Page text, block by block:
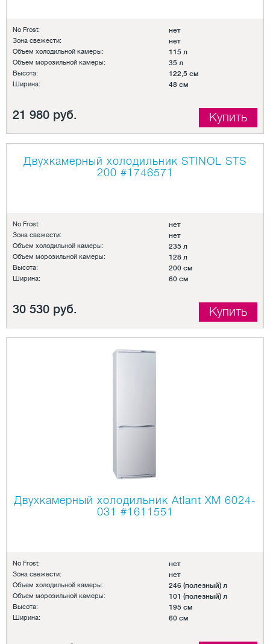
No Frost: нет
Зона свежести: нет
Объем холодильной камеры: 115 л
Объем морозильной камеры: 35 л
Высота: 122,5 см
Ширина: 48 см
21 980 руб. Купить
Двухкамерный холодильник STINOL STS
200 #1746571
No Frost: нет
Зона свежести: нет
Объем холодильной камеры: 235 л
Объем морозильной камеры: 128 л
Высота: 200 см
Ширина: 60 см
30 530 руб. Купить
Двухкамерный холодильник Atlant XM 6024-
031 #1611551
No Frost: нет
Зона свежести: нет
Объем холодильной камеры: 246 (полезный) л
Объем морозильной камеры: 101 (полезный) л
Высота: 195 см
Ширина: 60 см